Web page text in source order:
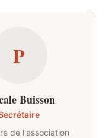
P
Buisson
de l'association